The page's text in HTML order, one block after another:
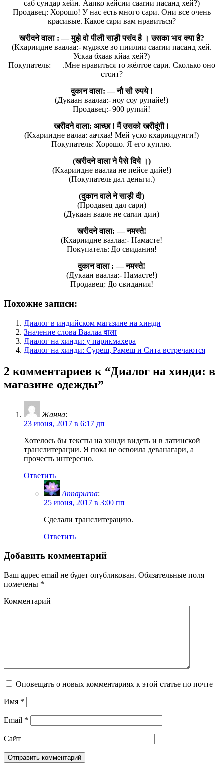
саб сундар хейн. Аапко кейсии сааrии пасанд хей?)
Продавец: Хорошо! У нас есть много сари. Они все очень
красивые. Какое сари вам нравиться?
खरीदने वाला : — मुझे वो पीली साड़ी पसंद है । उसका भाव क्या है?
(Кхариидне ваалаа:- муджхе во пиилии сааrии пасанд хей.
Ускаа бхаав кйаа хей?)
Покупатель: — .Мне нравиться то жёлтое сари. Сколько оно
стоит?
दुकान वाला: — नौ सौ रुपये !
(Дукаан ваалаа:- ноу соу рупайе!)
Продавец:- 900 рупий!
खरीदने वाला: आच्छा ! मैं उसको खरीदूंगी।
(Кхариидне валаа: аачхаа! Мей уско кхариидунги!)
Покупатель: Хорошо. Я его куплю.
(खरीदने वाला ने पैसे दिये ।)
(Кхариидне ваалаа не пейсе дийе!)
(Покупатель дал деньги.)
(दुकान वाले ने साड़ी दी)
(Продавец дал сари)
(Дукаан ваале не саrии дии)
खरीदने वाला: — नमस्ते!
(Кхариидне ваалаа:- Намасте!
Покупатель: До свидания!
दुकान वाला : — नमस्ते!
(Дукаан ваалаа:- Намасте!)
Продавец: До свидания!
Похожие записи:
Диалог в индийском магазине на хинди
Значение слова Ваалаа वाला
Диалог на хинди: у парикмахера
Диалог на хинди: Суреш, Рамеш и Сита встречаются
2 комментариев к “Диалог на хинди: в
магазине одежды”
Жанна:
23 июня, 2017 в 6:17 дп
Хотелось бы тексты на хинди видеть и в латинской
транслитерации. Я пока не освоила деванагари, а
прочесть интересно.
Ответить
Annapurna:
25 июня, 2017 в 3:00 пп
Сделали транслитерацию.
Ответить
Добавить комментарий
Ваш адрес email не будет опубликован. Обязательные поля
помечены *
Комментарий
Оповещать о новых комментариях к этой статье по почте
Имя *
Email *
Сайт